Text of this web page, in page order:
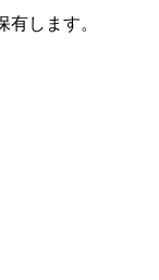
します。